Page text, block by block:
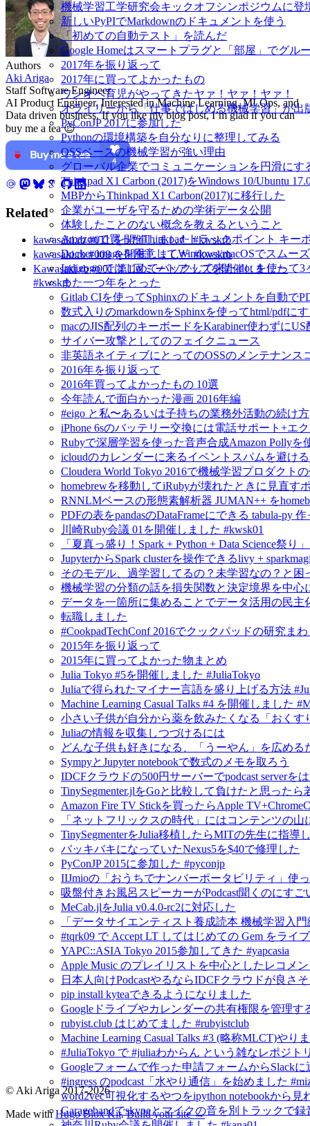
機械学習工学研究会キックオフシンポジウムに登
新しいPyPIでMarkdownのドキュメントを使う
「初めての自動テスト」を読んだ
Google Homeはスマートプラグと「部屋」でグル
2017年を振り返って
2017年に買ってよかったもの
ワンオペ育児がやってきたヤァ！ヤァ！ヤァ！
オライリーから「仕事ではじめる機械学習」が出
PyConJP 2017に参加した
Pythonの環境構築を自分なりに整理してみる
OSSベースの機械学習が強い理由
グローバル企業でコミュニケーションを円滑にす
Thinkpad X1 Carbon (2017)をWindows 10/Ubuntu
MBPからThinkpad X1 Carbon(2017)に移行した
企業がユーザを守るための学術データ公開
体験したことのない概念を教えるということ
Amazonで買ったThinkpad トラックポイント キー
Docker imageを用意してWindows/macOSでスムー
Indigogo ではじめてバックして来た dot を使って3
また一つ年をとった
Gitlab CIを使ってSphinxのドキュメントを自動で
数式入りのmarkdownをSphinxを使ってhtml/pdfに
macのJIS配列のキーボードをKarabiner使わずに
サイバー攻撃としてのフェイクニュース
非英語ネイティブにとってのOSSのメンテナンス
2016年を振り返って
2016年買ってよかったもの 10選
今年読んで面白かった漫画 2016年編
#eigo と私〜あるいは子持ちの業務外活動の続け方
iPhone 6sのバッテリー交換には電話サポート+エ
Rubyで深層学習を使った音声合成Amazon Polly
icloudのカレンダーに来るイベントスパムを避け
Cloudera World Tokyo 2016で機械学習プロダクト
homebrewを移動してiRubyが壊れたときに見直す
RNNLMベースの形態素解析器 JUMAN++ を
PDFの表をpandasのDataFrameにできる tabula-py
川崎Ruby会議 01を開催しました #kwsk01
「夏真っ盛り！Spark + Python + Data Science祭
JupyterからSpark clusterを操作できるlivy +
そのモデル、過学習してるの？未学習なの？と困
機械学習の分類の話を損失関数と決定境界を中心
データを一箇所に集めることでデータ活用の民主
転職しました
#CookpadTechConf 2016でクックパッドの研究ま
2015年を振り返って
2015年に買ってよかった物まとめ
Julia Tokyo #5を開催しました #JuliaTokyo
Juliaで得られたマイナー言語を盛り上げる方法
Machine Learning Casual Talks #4 を開催しました
小さい子供が自分から薬を飲みたくなる「おくす
Juliaの情報を収集しつづけるには
どんな子供も好きになる、「うーやん」を広める
SympyとJupyter notebookで数式のメモを取ろう
IDCFクラウドの500円サーバーでpodcast serverを
TinySegmenter.jlをGoと比較して負けたと思った
Amazon Fire TV Stickを買ったらApple
「ネットフリックスの時代」にはコンテンツの
TinySegmenterをJulia移植したらMITの先生に指導
バッキバキになっていたNexus5を$40で修理した
PyConJP 2015に参加した #pyconjp
IIJmioの「おうちでナンバーポータビリティ」使
吸盤付きお風呂スピーカーがPodcast聞くのにすご
MeCab.jlをJulia v0.4.0-rc2に対応した
「データサイエンティスト養成読本 機械学習入
#tqrk09 で Accept LT してはじめての Gem をライ
YAPC::ASIA Tokyo 2015参加してきた #yapcasia
Apple Music のプレイリストを中心としたレコメ
日本人向けPodcastやるならIDCFクラウドが良さ
pip install kyteaできるようになりました
Googleドライブやカレンダーの共有権限を管理す
rubyist.club はじめてました #rubyistclub
Machine Learning Casual Talks #3 (略称MLCT)やり
#JuliaTokyo で #juliaわからん という雑なレポジ
Googleフォームで作った申請フォームからSlack
#ingress のpodcast「水やり通信」を始めました
word2vec可視化するやつをipython notebookから見
Garagebandでskypeとマイクの音を別トラックで
Authors
Aki Ariga
Staff Software Engineer
AI Product Engineer. Interested in Machine Learning, MLOps, and
Data driven business. If you like my blog post, I’m glad if you can
buy me a tea 😉
Related
kawasaki.rb #011 を開催しました #kwskrb
kawasaki.rb #008 を開催しました #kwskrb
Kawasaki.rb #001 第1回ミートアップを開催しました
#kwskrb
© Aki Ariga 2017-2026
Made withHugo Blox Kit.Build your site →